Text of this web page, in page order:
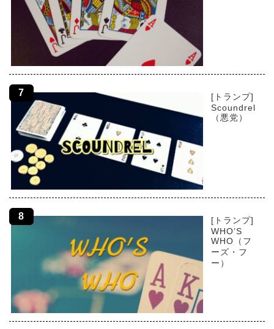
[トランプ]
Scoundrel
（悪党）
[トランプ]
WHO’S
WHO（フ
ーズ・フ
ー）